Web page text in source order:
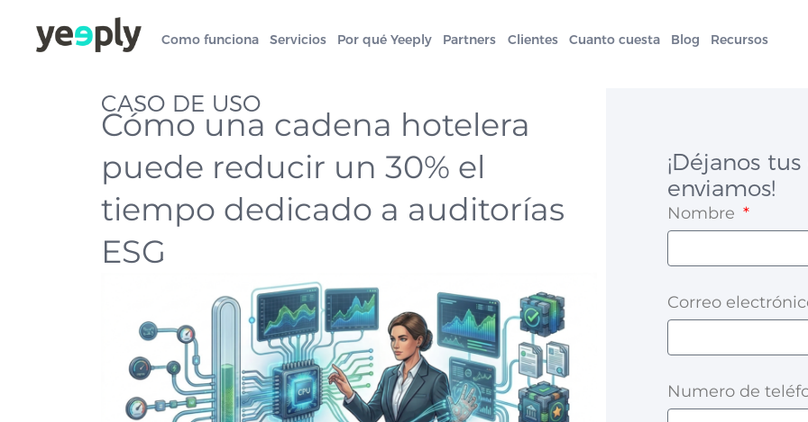
Como funciona Servicios Por qué Yeeply Partners Clientes Cuanto cuesta Blog Recursos
CASO DE USO
Cómo una cadena hotelera
puede reducir un 30% el
tiempo dedicado a auditorías
ESG
¡Déjanos
enviamos!
Nombre
Correo
Numero de